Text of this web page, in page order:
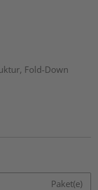
Fold-Down
Paket(e)